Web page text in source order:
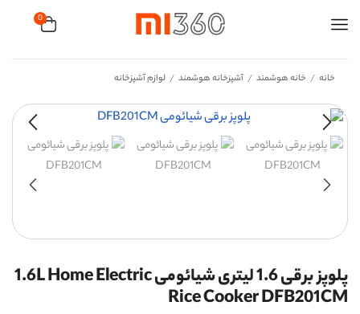
0
خانه / خانه هوشمند / آشپزخانه هوشمند / لوازم آشپزخانه
پلوپز برقی 1.6 لیتری شیائومی 1.6L Home Electric
Rice Cooker DFB201CM